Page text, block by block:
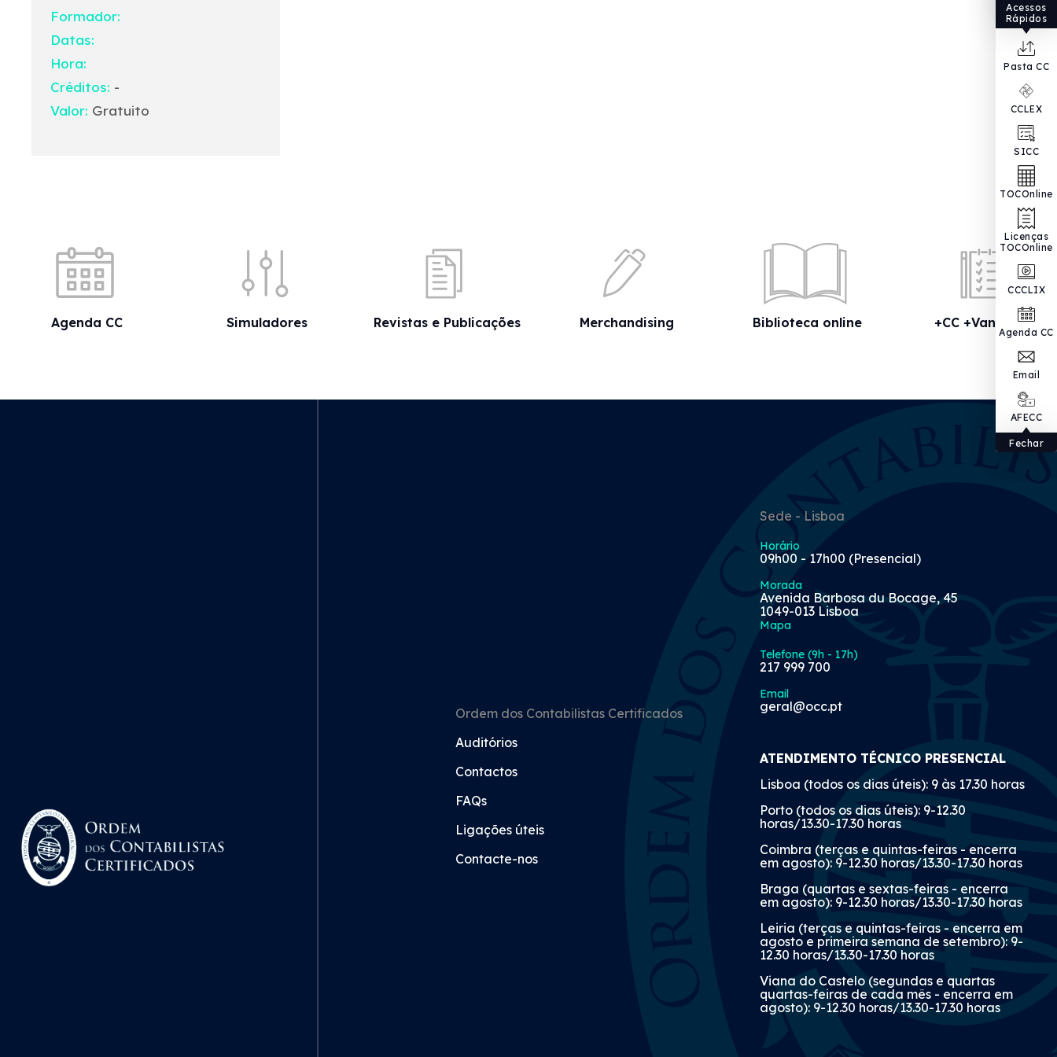
Acessos
Rápidos
Pasta CC
CCLEX
SICC
TOCOnline
Licenças
TOCOnline
CCCLIX
Agenda CC
Email
AFECC
Fechar
Formador:
Datas:
Hora:
Créditos: -
Valor: Gratuito
Agenda CC Simuladores Revistas e Publicações Merchandising Biblioteca online +CC +Vantagens
Ordem dos Contabilistas Certificados
Auditórios
Contactos
FAQs
Ligações úteis
Contacte-nos
Sede - Lisboa
Horário
09h00 - 17h00 (Presencial)
Morada
Avenida Barbosa du Bocage, 45
1049-013 Lisboa
Mapa
Telefone (9h - 17h)
217 999 700
Email
geral@occ.pt
ATENDIMENTO TÉCNICO PRESENCIAL
Lisboa (todos os dias úteis): 9 às 17.30 horas
Porto (todos os dias úteis): 9-12.30
horas/13.30-17.30 horas
Coimbra (terças e quintas-feiras - encerra
em agosto): 9-12.30 horas/13.30-17.30 horas
Braga (quartas e sextas-feiras - encerra
em agosto): 9-12.30 horas/13.30-17.30 horas
Leiria (terças e quintas-feiras - encerra em
agosto e primeira semana de setembro): 9-
12.30 horas/13.30-17.30 horas
Viana do Castelo (segundas e quartas
quartas-feiras de cada mês - encerra em
agosto): 9-12.30 horas/13.30-17.30 horas